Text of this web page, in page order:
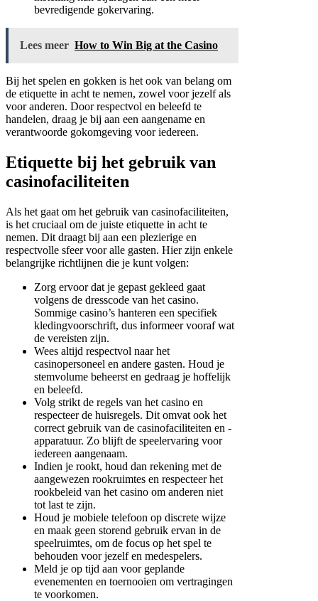
bevredigende gokervaring.
Lees meer How to Win Big at the Casino
Bij het spelen en gokken is het ook van belang om
de etiquette in acht te nemen, zowel voor jezelf als
voor anderen. Door respectvol en beleefd te
handelen, draag je bij aan een aangename en
verantwoorde gokomgeving voor iedereen.
Etiquette bij het gebruik van
casinofaciliteiten
Als het gaat om het gebruik van casinofaciliteiten,
is het cruciaal om de juiste etiquette in acht te
nemen. Dit draagt bij aan een plezierige en
respectvolle sfeer voor alle gasten. Hier zijn enkele
belangrijke richtlijnen die je kunt volgen:
Zorg ervoor dat je gepast gekleed gaat
volgens de dresscode van het casino.
Sommige casino’s hanteren een specifiek
kledingvoorschrift, dus informeer vooraf wat
de vereisten zijn.
Wees altijd respectvol naar het
casinopersoneel en andere gasten. Houd je
stemvolume beheerst en gedraag je hoffelijk
en beleefd.
Volg strikt de regels van het casino en
respecteer de huisregels. Dit omvat ook het
correct gebruik van de casinofaciliteiten en -
apparatuur. Zo blijft de speelervaring voor
iedereen aangenaam.
Indien je rookt, houd dan rekening met de
aangewezen rookruimtes en respecteer het
rookbeleid van het casino om anderen niet
tot last te zijn.
Houd je mobiele telefoon op discrete wijze
en maak geen storend gebruik ervan in de
speelruimtes, om de focus op het spel te
behouden voor jezelf en medespelers.
Meld je op tijd aan voor geplande
evenementen en toernooien om vertragingen
te voorkomen.